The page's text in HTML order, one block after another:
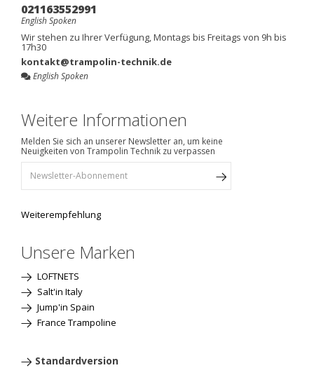
021163552991
English Spoken
Wir stehen zu Ihrer Verfügung, Montags bis Freitags von 9h bis
17h30
kontakt@trampolin-technik.de
English Spoken
Weitere Informationen
Melden Sie sich an unserer Newsletter an, um keine
Neuigkeiten von Trampolin Technik zu verpassen
Weiterempfehlung
Unsere Marken
LOFTNETS
Salt'in Italy
Jump'in Spain
France Trampoline
Standardversion